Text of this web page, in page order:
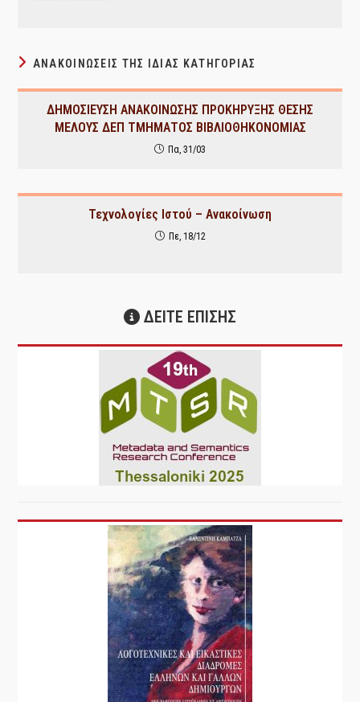
ΑΝΑΚΟΙΝΏΣΕΙΣ ΤΗΣ ΊΔΙΑΣ ΚΑΤΗΓΟΡΊΑΣ
ΔΗΜΟΣΙΕΥΣΗ ΑΝΑΚΟΙΝΩΣΗΣ ΠΡΟΚΗΡΥΞΗΣ ΘΕΣΗΣ
ΜΕΛΟΥΣ ΔΕΠ ΤΜΗΜΑΤΟΣ ΒΙΒΛΙΟΘΗΚΟΝΟΜΙΑΣ
Πα, 31/03
Τεχνολογίες Ιστού – Ανακοίνωση
Πε, 18/12
ΔΕΙΤΕ ΕΠΙΣΗΣ